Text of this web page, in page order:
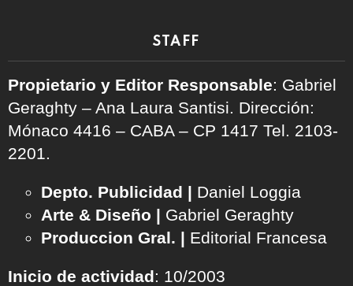
STAFF
Propietario y Editor Responsable: Gabriel
Geraghty – Ana Laura Santisi. Dirección:
Mónaco 4416 – CABA – CP 1417 Tel. 2103-
2201.
Depto. Publicidad | Daniel Loggia
Arte & Diseño | Gabriel Geraghty
Produccion Gral. | Editorial Francesa
Inicio de actividad: 10/2003